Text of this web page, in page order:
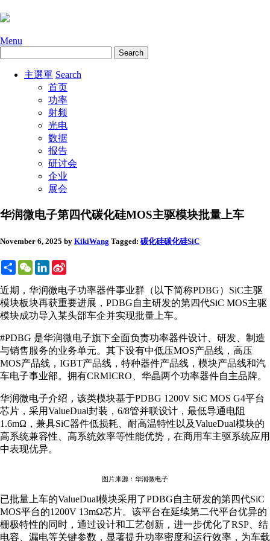
Menu
主選單 Search
首页
功率
射频
光电
数据
报告
研讨会
企业
展会
华润微电子第四代碳化硅MOS主驱模块批量上车
November 6, 2025 by KikiWang Tagged: 碳化硅碳化硅SiC
ShareWeChatLinkedIn
近期，华润微电子功率器件事业群（以下简称PDBG）SiC主驱
模块板块再获重要进展，PDBG自主研发的第四代SiC MOS主驱
模块成功导入某头部车企并实现批量上车。
#PDBG 是华润微电子旗下全面负责功率器件设计、研发、制造
与销售服务的业务单元。其下设有中低压MOS产品线，高压
MOS产品线，IGBT产品线，特种器件产品线，模块产品线和汽
车电子事业部。拥有CRMICRO、华晶两个功率器件自主品牌。
华润微电子介绍，该类模块基于PDBG 1200V SiC MOS G4平台
芯片，采用ValueDual封装，6/8管并联设计，最低导通电阻
1.6mΩ，兼具SiC器件低损耗、耐高温特性以及ValueDual模块的
高系统兼容性、高系统效率等性能优势，在商用车主驱系统应用
中表现优异。
图片来源：华润微电子
已批量上车的ValueDual模块采用了PDBG自主研发的第四代SiC
MOS平台的1200V 13mΩ芯片。该平台在延续第二代平台优异的
栅极特性的同时，通过设计和工艺创新，进一步优化了RSP、结
电容、漏电等关键参数，显著提升功率密度和运行效率，为车载